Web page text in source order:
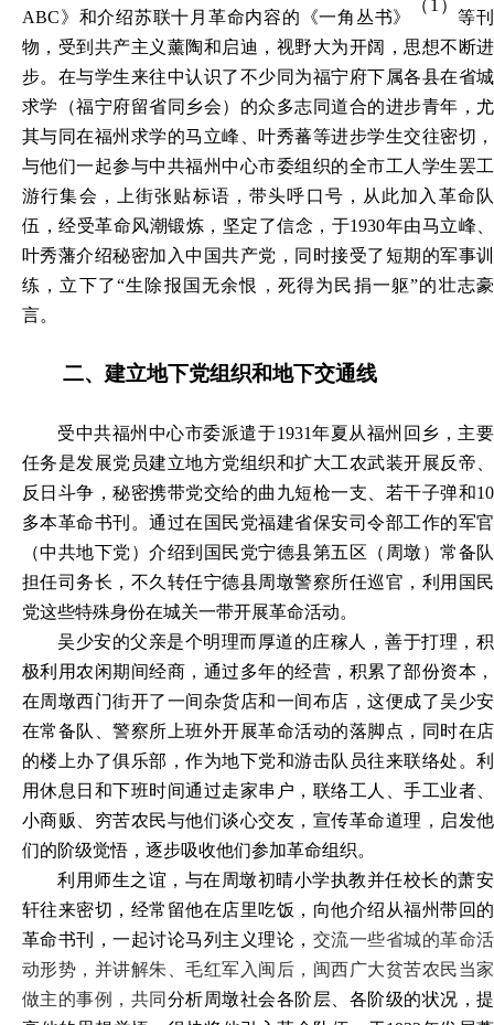
ABC》和介绍苏联十月革命内容的《一角丛书》
（ 1）
等刊
物，受到共产主义薰陶和启迪，视野大为开阔， 思想不断进
步。 在与学生来往中认识了不少同为福宁府下属各县在省城
求学（福宁府留省同乡会）的众多志同道合的进步青年，尤
其与同在福州求学的马立峰、叶秀蕃等进步学生交往密切，
与他们一起参与中共福州中心市委组织的全市工人学生罢工
游行集会，上街张贴标语，带头呼口号，从此加入革命队
伍， 经受革命风潮锻炼，坚定了信念， 于1930年由马立峰、
叶秀藩介绍秘密加入中国共产党，同时接受了短期的军事训
练，立下了“生除报国无余恨，死得为民捐一躯”的壮志豪
言。
二、 建立地下党组织和地下交通线
受中共福州中心市委派遣于1931年夏从福州回乡，主要
任务是发展党员建立地方党组织和扩大工农武装开展反帝、
反日斗争，秘密携带党交给的曲九短枪一支、若干子弹和10
多本革命书刊。通过在国民党福建省保安司令部工作的军官
（中共地下党）介绍到国民党宁德县第五区（周墩）常备队
担任司务长，不久转任宁德县周墩警察所任巡官，利用国民
党这些特殊身份在城关一带开展革命活动。
吴少安的父亲是个明理而厚道的庄稼人，善于打理，积
极利用农闲期间经商，通过多年的经营，积累了部份资本，
在周墩西门街开了一间杂货店和一间布店，这便成了吴少安
在常备队、警察所上班外开展革命活动的落脚点，同时在店
的楼上办了俱乐部，作为地下党和游击队员往来联络处。利
用休息日和下班时间通过走家串户，联络工人、手工业者、
小商贩、穷苦农民与他们谈心交友，宣传革命道理，启发他
们的阶级觉悟，逐步吸收他们参加革命组织。
利用师生之谊，与在周墩初晴小学执教并任校长的萧安
轩往来密切，经常留他在店里吃饭，向他介绍从福州带回的
革命书刊，一起讨论马列主义理论， 交流一些省城的革命活
动形势，并讲解朱、毛红军入闽后，闽西广大贫苦农民当家
做主的事例，共同 分析周墩社会各阶层、各阶级的状况，提